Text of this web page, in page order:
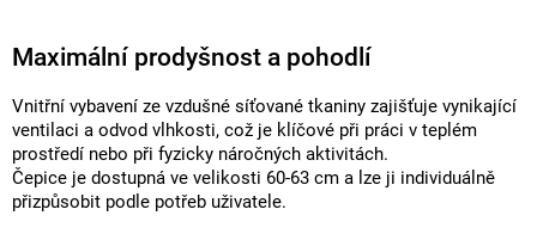
Maximální prodyšnost a pohodlí
Vnitřní vybavení ze vzdušné síťované tkaniny zajišťuje vynikající
ventilaci a odvod vlhkosti, což je klíčové při práci v teplém
prostředí nebo při fyzicky náročných aktivitách.
Čepice je dostupná ve velikosti 60-63 cm a lze ji individuálně
přizpůsobit podle potřeb uživatele.